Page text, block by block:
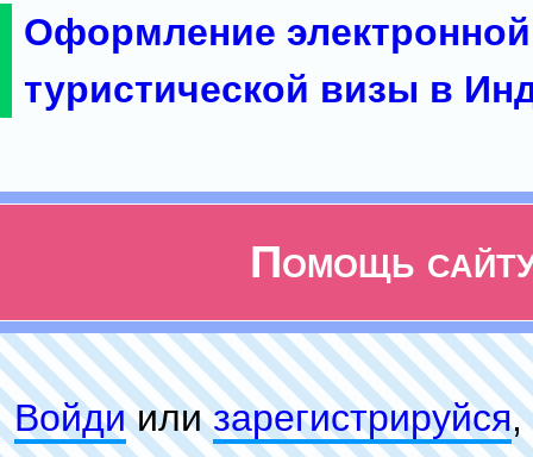
Оформление электронной
туристической визы в
Помощь
Войдиилизарeгиcтpируйся,